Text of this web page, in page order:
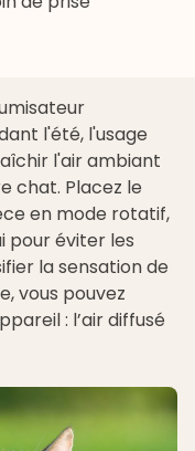
l'été, l'usage
l'air ambiant
chat. Placez le
en mode rotatif,
pour éviter les
la sensation de
vous pouvez
: l’air diffusé